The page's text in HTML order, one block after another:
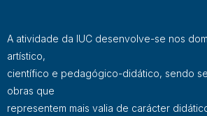
A atividade da IUC desenvolve-se nos
artístico,
científico e pedagógico-didático, sendo
obras que
representem mais valia de carácter